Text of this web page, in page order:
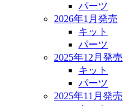
パーツ
2026年1月発売
キット
パーツ
2025年12月発売
キット
パーツ
2025年11月発売